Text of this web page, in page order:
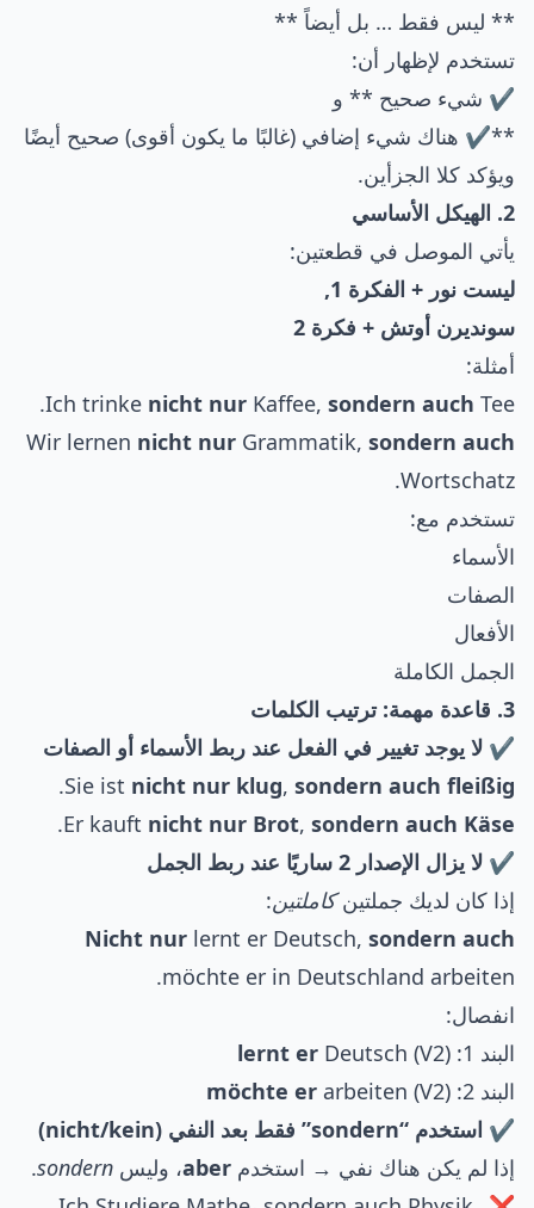
** ليس فقط … بل أيضاً **
تستخدم لإظهار أن:
✔ شيء صحيح ** و
**✔ هناك شيء إضافي (غالبًا ما يكون أقوى) صحيح أيضًا
ويؤكد كلا الجزأين.
2. الهيكل الأساسي
يأتي الموصل في قطعتين:
ليست نور + الفكرة 1,
سونديرن أوتش + فكرة 2
أمثلة:
Ich trinke nicht nur Kaffee, sondern auch Tee.
Wir lernen nicht nur Grammatik, sondern auch
Wortschatz.
تستخدم مع:
الأسماء
الصفات
الأفعال
الجمل الكاملة
3. قاعدة مهمة: ترتيب الكلمات
✔ لا يوجد تغيير في الفعل عند ربط الأسماء أو الصفات
Sie ist nicht nur klug, sondern auch fleißig
.
Er kauft nicht nur Brot, sondern auch Käse
.
✔ لا يزال الإصدار 2 ساريًا عند ربط الجمل
إذا كان لديك جملتينكاملتين:
Nicht nur lernt er Deutsch, sondern auch
möchte er in Deutschland arbeiten.
انفصال:
البند 1:
lernt er Deutsch (V2)
البند 2:
möchte er arbeiten (V2)
✔ استخدم “sondern” فقط بعد النفي (nicht/kein)
إذا لم يكن هناك نفي → استخدم aber، وليس sondern
.